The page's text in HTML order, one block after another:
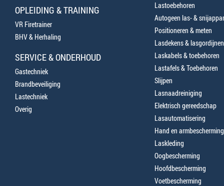
OPLEIDING & TRAINING
VR Firetrainer
BHV & Herhaling
SERVICE & ONDERHOUD
Gastechniek
Brandbeveiliging
Lastechniek
Overig
Lastoebehoren
Autogeen las- &
Positioneren & meten
Lasdekens & lasgordijnen
Laskabels & toebehoren
Lastafels & Toebehoren
Slijpen
Lasnaadreiniging
Elektrisch gereedschap
Lasautomatisering
Hand en armbescherming
Laskleding
Oogbescherming
Hoofdbescherming
Voetbescherming